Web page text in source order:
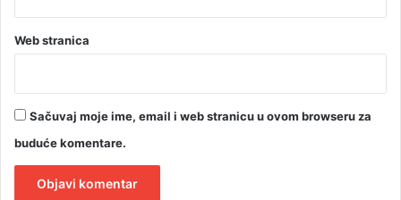
Web stranica
Sačuvaj moje ime, email i web stranicu u ovom browseru za
buduće komentare.